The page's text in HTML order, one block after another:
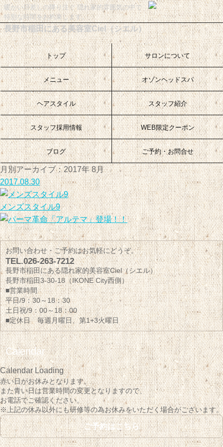
暖かい日差しの降り注ぐ 隠れ家的雰囲気の中で
特別な時間をお約束します。
長野市稲田にある美容室Ciel（シエル）
トップ サロンについて
メニュー オゾンヘッドスパ
ヘアスタイル スタッフ紹介
スタッフ採用情報 WEB限定クーポン
ブログ ご予約・お問合せ
月別アーカイブ：2017年 8月
2017.08.30
メンズスタイル9
お問い合わせ・ご予約はお気軽にどうぞ。
TEL.026-263-7212
長野市稲田にある隠れ家的美容室Ciel（シエル）
長野市稲田3-30-18（IKONE City西側）
■営業時間
平日/9：30～18：30
土日祝/9：00～18：00
■定休日 毎週月曜日、第1+3火曜日
Calendar
Calendar Loading
赤い日がお休みとなります。
また青い日は営業時間の変更となりますので、
お電話でご確認ください。
※上記の休み以外にも研修等の為お休みをいただく場合がございます。
ご予約はこちら